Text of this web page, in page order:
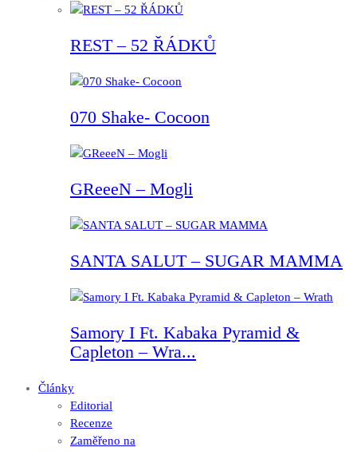
REST – 52 ŘÁDKŮ
070 Shake- Cocoon
GReeeN – Mogli
SANTA SALUT – SUGAR MAMMA
Samory I Ft. Kabaka Pyramid &
Capleton – Wra...
Články
Editorial
Recenze
Zaměřeno na